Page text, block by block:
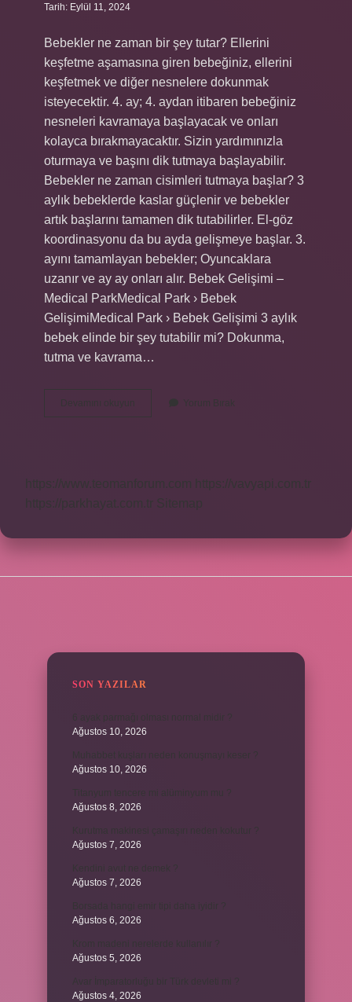
Tarih: Eylül 11, 2024
Bebekler ne zaman bir şey tutar? Ellerini
keşfetme aşamasına giren bebeğiniz, ellerini
keşfetmek ve diğer nesnelere dokunmak
isteyecektir. 4. ay; 4. aydan itibaren bebeğiniz
nesneleri kavramaya başlayacak ve onları
kolayca bırakmayacaktır. Sizin yardımınızla
oturmaya ve başını dik tutmaya başlayabilir.
Bebekler ne zaman cisimleri tutmaya başlar? 3
aylık bebeklerde kaslar güçlenir ve bebekler
artık başlarını tamamen dik tutabilirler. El-göz
koordinasyonu da bu ayda gelişmeye başlar. 3.
ayını tamamlayan bebekler; Oyuncaklara
uzanır ve ay ay onları alır. Bebek Gelişimi –
Medical ParkMedical Park › Bebek
GelişimiMedical Park › Bebek Gelişimi 3 aylık
bebek elinde bir şey tutabilir mi? Dokunma,
tutma ve kavrama…
Devamını okuyun
Bebekler
Kac
Yorum Bırak
https://www.teomanforum.com
https://vavyapi.com.tr
https://parkhayat.com.tr
Sitemap
SON YAZILAR
Ağustos 10, 2026
Ağustos 10, 2026
Ağustos 8, 2026
Ağustos 7, 2026
Ağustos 7, 2026
Ağustos 6, 2026
Ağustos 5, 2026
Ağustos 4, 2026